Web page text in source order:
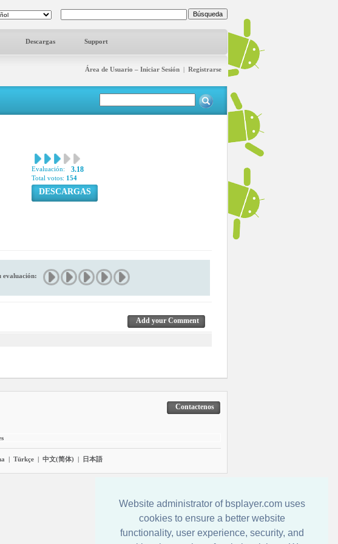
Website administrator of bsplayer.com uses
cookies to ensure a better website
functionality, user experience, security, and
Descargas Support
Área de Usuario – Iniciar Sesión | Registrarse
Evaluación: 3.18
Total votos: 154
DESCARGAS
evaluación:
Add your Comment
Contactenos
| Türkçe | 中文(简体) | 日本語